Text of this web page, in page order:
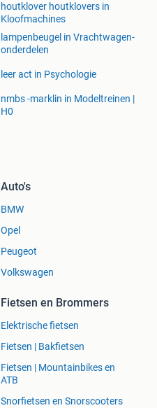
houtklover houtklovers in
Kloofmachines
lampenbeugel in Vrachtwagen-
onderdelen
leer act in Psychologie
nmbs -marklin in Modeltreinen |
H0
Auto's
BMW
Opel
Peugeot
Volkswagen
Fietsen en Brommers
Elektrische fietsen
Fietsen | Bakfietsen
Fietsen | Mountainbikes en
ATB
Snorfietsen en Snorscooters